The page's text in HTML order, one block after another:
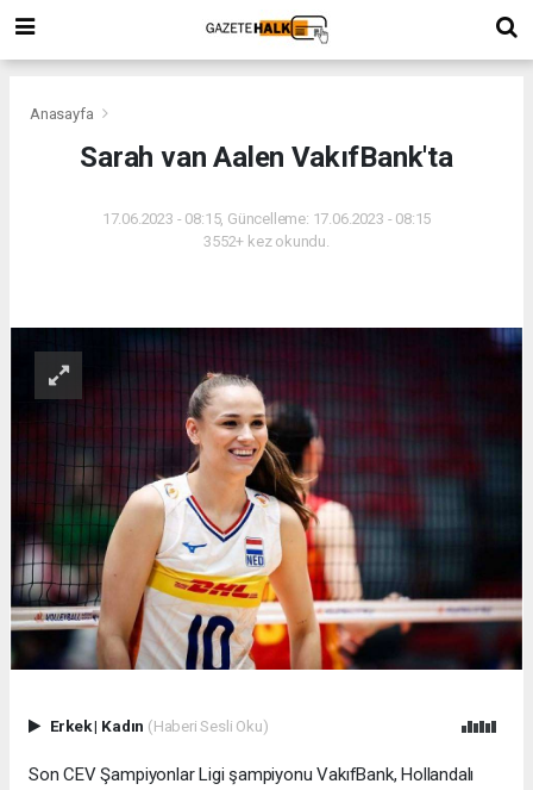
Anasayfa
Sarah van Aalen VakıfBank'ta
17.06.2023 - 08:15, Güncelleme: 17.06.2023 - 08:15
3552+ kez okundu.
Erkek| Kadın (Haberi Sesli Oku)
Son CEV Şampiyonlar Ligi şampiyonu VakıfBank, Hollandalı